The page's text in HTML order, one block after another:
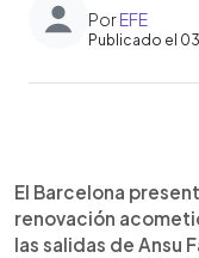
PorEFE
Publicado el
► Escuchar
El Barcelona
renovación
las salidas de Ansu